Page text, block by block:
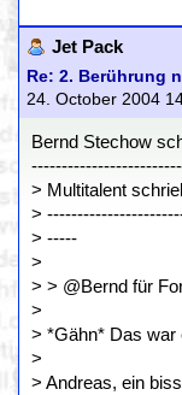
Jet Pack
Re: 2. Berührung
24. October 2004
Bernd Stechow
> Multitalent
>
> -----
>
> > @Bernd für
>
> *Gähn* Das war
>
> Andreas, ein